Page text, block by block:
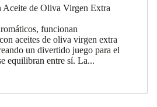
Aceite de Oliva Virgen Extra
funcionan
aceites de oliva virgen extra
un divertido juego para el
equilibran entre sí. La...